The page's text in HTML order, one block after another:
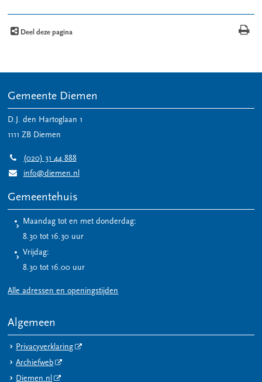
Deel deze pagina
Gemeente Diemen
D.J. den Hartoglaan 1
1111 ZB Diemen
(020) 31 44 888
info@diemen.nl
Gemeentehuis
Maandag tot en met donderdag:
8.30 tot 16.30 uur
Vrijdag:
8.30 tot 16.00 uur
Alle adressen en openingstijden
Algemeen
Privacyverklaring
Archiefweb
Diemen.nl